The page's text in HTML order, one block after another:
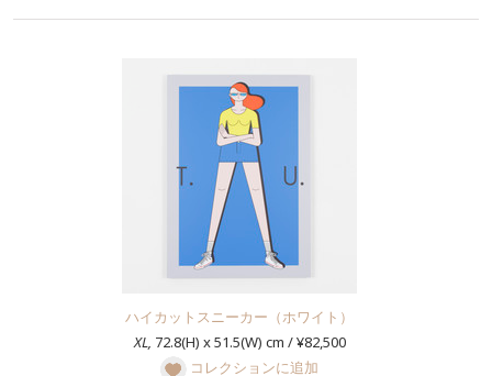
ハイカットスニーカー（ホワイト）
XL, 72.8(H) x 51.5(W) cm / ¥82,500
コレクションに追加